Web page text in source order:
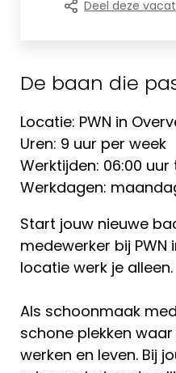
De baan die
Locatie: PWN in
Uren: 9 uur per week
Werktijden: 06:00
Werkdagen:
Start jouw nieuwe
medewerker bij PWN
locatie werk je alleen.
Als schoonmaak
schone plekken
werken en leven. Bij
Deel deze